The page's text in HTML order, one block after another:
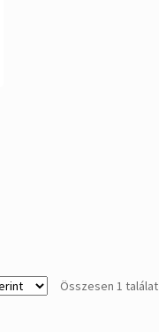
Összesen 1 találat